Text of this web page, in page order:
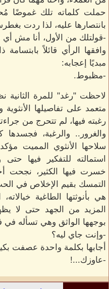
حملت كلماته تلك غموضًا
بانتصارها عليه، لذا ردت
-قولتلك من الأول، أنا مش
وافقها الرأي قائلاً
مبديًا إعجابه:
-مظبوط.
لاحظت "رغد" للمرة الثانية
متعمد على تفاصيلها
رغبته فيها، لم تتحرج من
والغرور.. والرغبة، فجسدها
سلاحها الأنثوي المميت
استمالته للتفكير فيها
خسرت فيها الكثير، نجحت
التمسك بقيم الإخلاص في
هي بأنوثتها الطاغية
المزيد من الجهد حتى لا
بوجهها الواثق وهي تسأله في
-وإنت جاي ليه؟
أجابها بكلمة واحدة عصفت
-عاوزك...!